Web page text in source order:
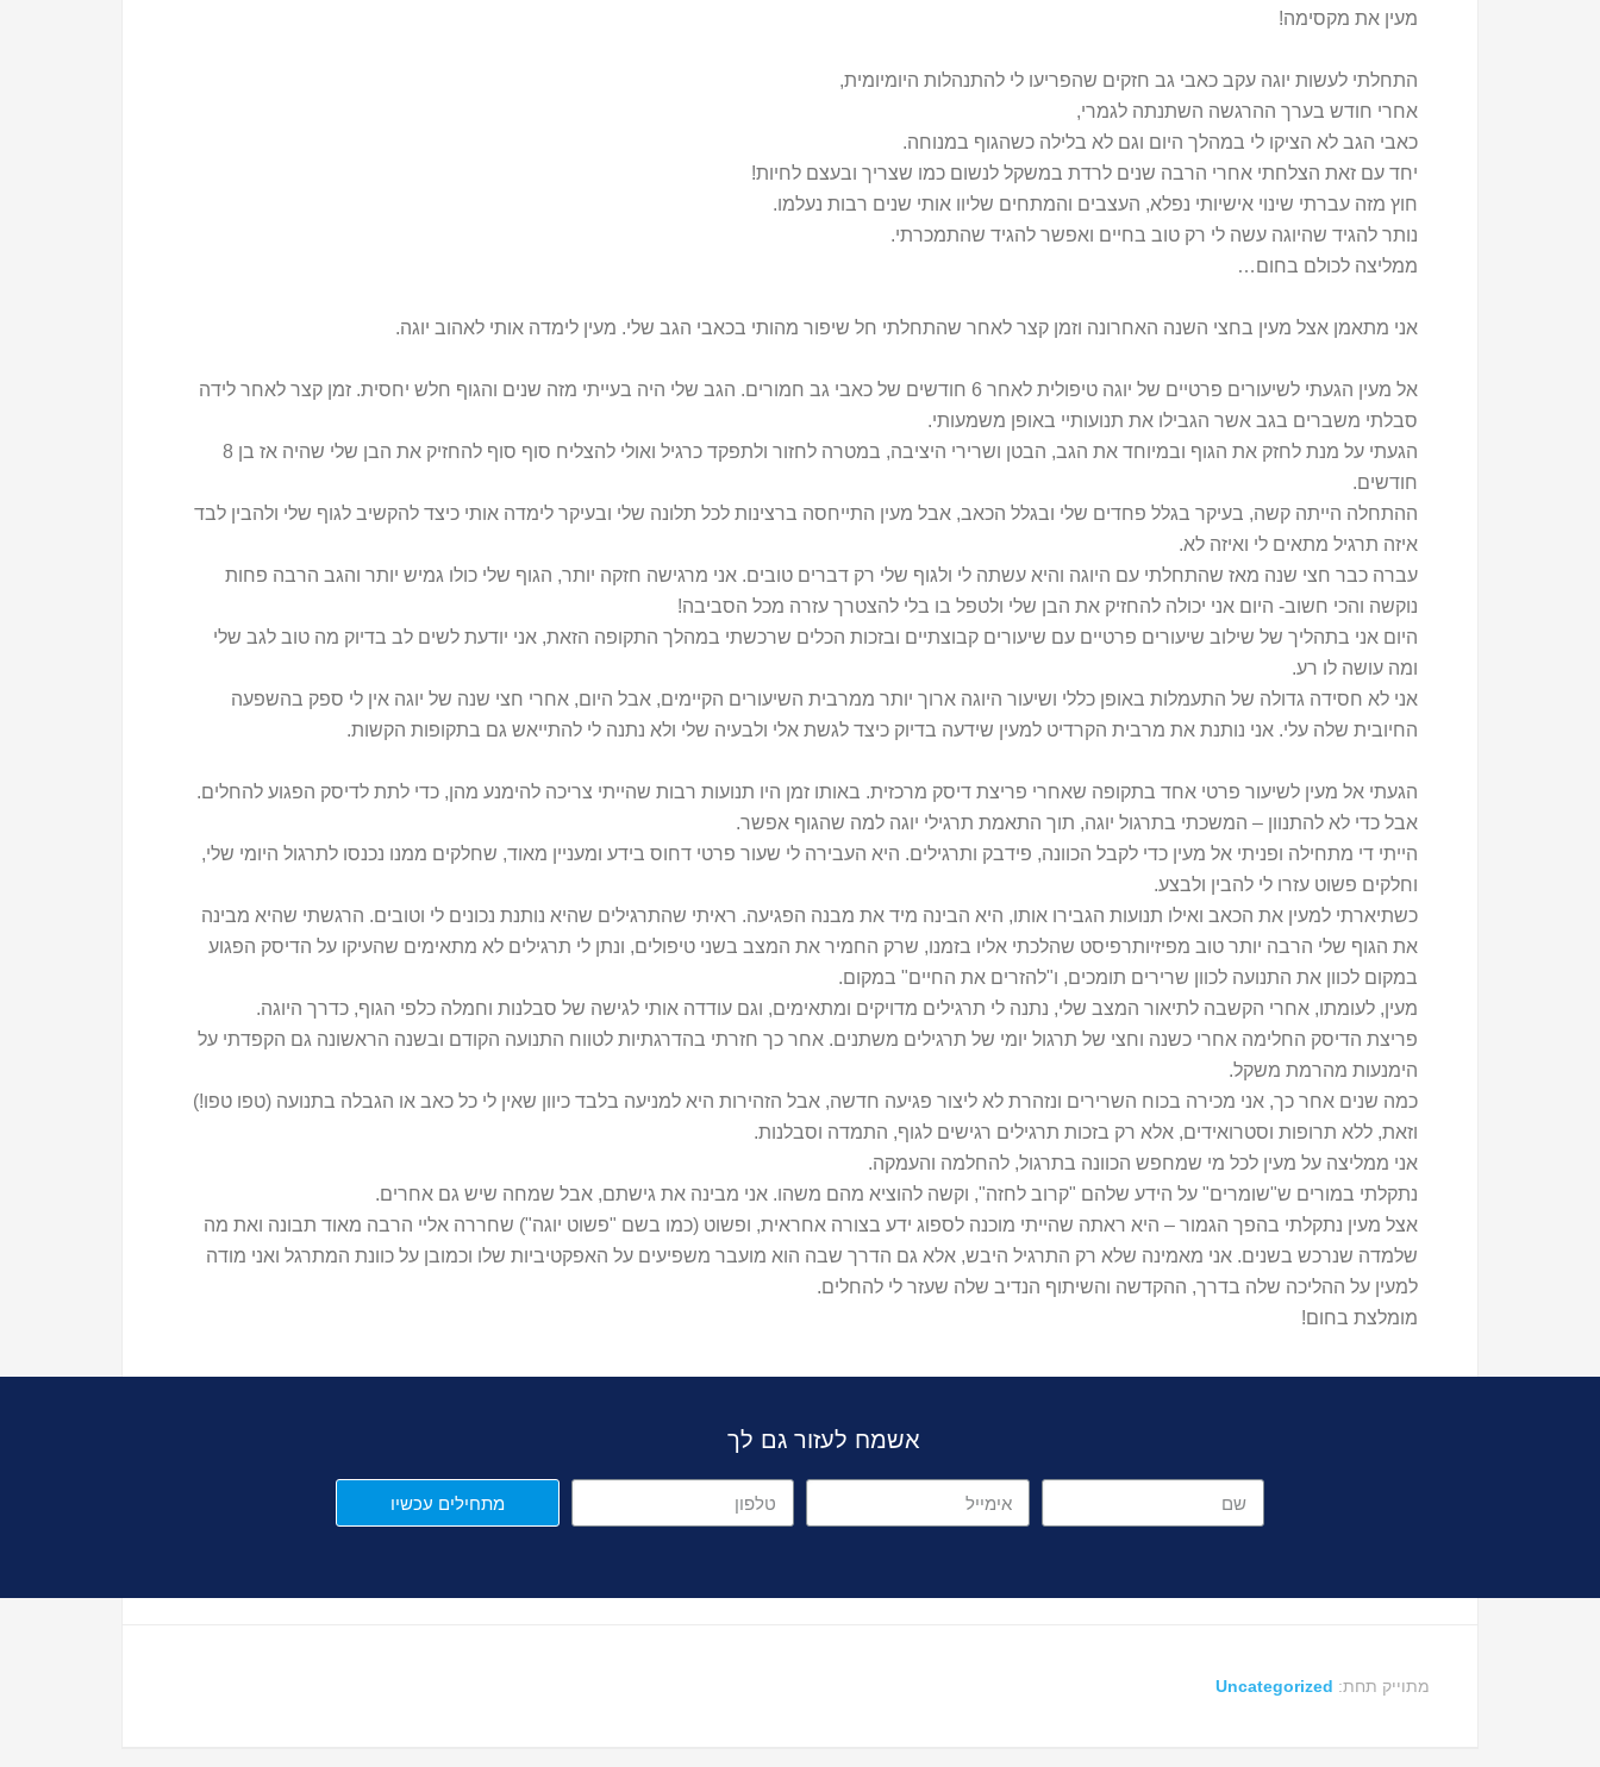
מעין את מקסימה!
התחלתי לעשות יוגה עקב כאבי גב חזקים שהפריעו לי להתנהלות היומיומית,
אחרי חודש בערך ההרגשה השתנתה לגמרי,
כאבי הגב לא הציקו לי במהלך היום וגם לא בלילה כשהגוף במנוחה.
יחד עם זאת הצלחתי אחרי הרבה שנים לרדת במשקל לנשום כמו שצריך ובעצם לחיות!
חוץ מזה עברתי שינוי אישיותי נפלא, העצבים והמתחים שליוו אותי שנים רבות נעלמו.
נותר להגיד שהיוגה עשה לי רק טוב בחיים ואפשר להגיד שהתמכרתי.
ממליצה לכולם בחום…
אני מתאמן אצל מעין בחצי השנה האחרונה וזמן קצר לאחר שהתחלתי חל שיפור מהותי בכאבי הגב שלי. מעין לימדה אותי לאהוב יוגה.
אל מעין הגעתי לשיעורים פרטיים של יוגה טיפולית לאחר 6 חודשים של כאבי גב חמורים. הגב שלי היה בעייתי מזה שנים והגוף חלש יחסית. זמן קצר לאחר לידה
סבלתי משברים בגב אשר הגבילו את תנועותיי באופן משמעותי.
הגעתי על מנת לחזק את הגוף ובמיוחד את הגב, הבטן ושרירי היציבה, במטרה לחזור ולתפקד כרגיל ואולי להצליח סוף סוף להחזיק את הבן שלי שהיה אז בן 8
חודשים.
ההתחלה הייתה קשה, בעיקר בגלל פחדים שלי ובגלל הכאב, אבל מעין התייחסה ברצינות לכל תלונה שלי ובעיקר לימדה אותי כיצד להקשיב לגוף שלי ולהבין לבד
איזה תרגיל מתאים לי ואיזה לא.
עברה כבר חצי שנה מאז שהתחלתי עם היוגה והיא עשתה לי ולגוף שלי רק דברים טובים. אני מרגישה חזקה יותר, הגוף שלי כולו גמיש יותר והגב הרבה פחות
נוקשה והכי חשוב- היום אני יכולה להחזיק את הבן שלי ולטפל בו בלי להצטרך עזרה מכל הסביבה!
היום אני בתהליך של שילוב שיעורים פרטיים עם שיעורים קבוצתיים ובזכות הכלים שרכשתי במהלך התקופה הזאת, אני יודעת לשים לב בדיוק מה טוב לגב שלי
ומה עושה לו רע.
אני לא חסידה גדולה של התעמלות באופן כללי ושיעור היוגה ארוך יותר ממרבית השיעורים הקיימים, אבל היום, אחרי חצי שנה של יוגה אין לי ספק בהשפעה
החיובית שלה עלי. אני נותנת את מרבית הקרדיט למעין שידעה בדיוק כיצד לגשת אלי ולבעיה שלי ולא נתנה לי להתייאש גם בתקופות הקשות.
הגעתי אל מעין לשיעור פרטי אחד בתקופה שאחרי פריצת דיסק מרכזית. באותו זמן היו תנועות רבות שהייתי צריכה להימנע מהן, כדי לתת לדיסק הפגוע להחלים.
אבל כדי לא להתנוון – המשכתי בתרגול יוגה, תוך התאמת תרגילי יוגה למה שהגוף אפשר.
הייתי די מתחילה ופניתי אל מעין כדי לקבל הכוונה, פידבק ותרגילים. היא העבירה לי שעור פרטי דחוס בידע ומעניין מאוד, שחלקים ממנו נכנסו לתרגול היומי שלי,
וחלקים פשוט עזרו לי להבין ולבצע.
כשתיארתי למעין את הכאב ואילו תנועות הגבירו אותו, היא הבינה מיד את מבנה הפגיעה. ראיתי שהתרגילים שהיא נותנת נכונים לי וטובים. הרגשתי שהיא מבינה
את הגוף שלי הרבה יותר טוב מפיזיותרפיסט שהלכתי אליו בזמנו, שרק החמיר את המצב בשני טיפולים, ונתן לי תרגילים לא מתאימים שהעיקו על הדיסק הפגוע
במקום לכוון את התנועה לכוון שרירים תומכים, ו"להזרים את החיים" במקום.
מעין, לעומתו, אחרי הקשבה לתיאור המצב שלי, נתנה לי תרגילים מדויקים ומתאימים, וגם עודדה אותי לגישה של סבלנות וחמלה כלפי הגוף, כדרך היוגה.
פריצת הדיסק החלימה אחרי כשנה וחצי של תרגול יומי של תרגילים משתנים. אחר כך חזרתי בהדרגתיות לטווח התנועה הקודם ובשנה הראשונה גם הקפדתי על
הימנעות מהרמת משקל.
כמה שנים אחר כך, אני מכירה בכוח השרירים ונזהרת לא ליצור פגיעה חדשה, אבל הזהירות היא למניעה בלבד כיוון שאין לי כל כאב או הגבלה בתנועה (טפו טפו!)
וזאת, ללא תרופות וסטרואידים, אלא רק בזכות תרגילים רגישים לגוף, התמדה וסבלנות.
אני ממליצה על מעין לכל מי שמחפש הכוונה בתרגול, להחלמה והעמקה.
נתקלתי במורים ש"שומרים" על הידע שלהם "קרוב לחזה", וקשה להוציא מהם משהו. אני מבינה את גישתם, אבל שמחה שיש גם אחרים.
אצל מעין נתקלתי בהפך הגמור – היא ראתה שהייתי מוכנה לספוג ידע בצורה אחראית, ופשוט (כמו בשם "פשוט יוגה") שחררה אליי הרבה מאוד תבונה ואת מה
שלמדה שנרכש בשנים. אני מאמינה שלא רק התרגיל היבש, אלא גם הדרך שבה הוא מועבר משפיעים על האפקטיביות שלו וכמובן על כוונת המתרגל ואני מודה
למעין על ההליכה שלה בדרך, ההקדשה והשיתוף הנדיב שלה שעזר לי להחלים.
מומלצת בחום!
אשמח לעזור גם לך
מתחילים עכשיו
מתוייק תחת: Uncategorized